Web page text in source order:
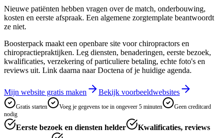
Nieuwe patiënten hebben vragen over de match, onderbouwing,
kosten en eerste afspraak. Een algemene zorgtemplate beantwoordt
ze niet.
Boosterpack maakt een openbare site voor chiropractors en
chiropractiepraktijken. Leg diensten, benaderingen, eerste bezoek,
kwalificaties, verzekering of particuliere betaling, echte foto's en
reviews uit. Link daarna naar Doctena of je huidige agenda.
Mijn website gratis maken Bekijk voorbeeldwebsites
Gratis starten Voeg je gegevens toe in ongeveer 5 minuten
Geen creditcard
nodig
Eerste bezoek en diensten helder
Kwalificaties, reviews